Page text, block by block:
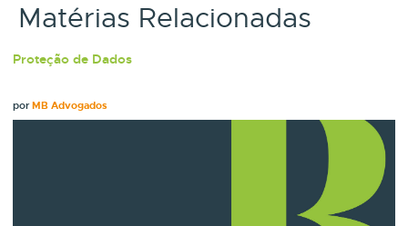
Matérias Relacionadas
Proteção de Dados
porMB Advogados